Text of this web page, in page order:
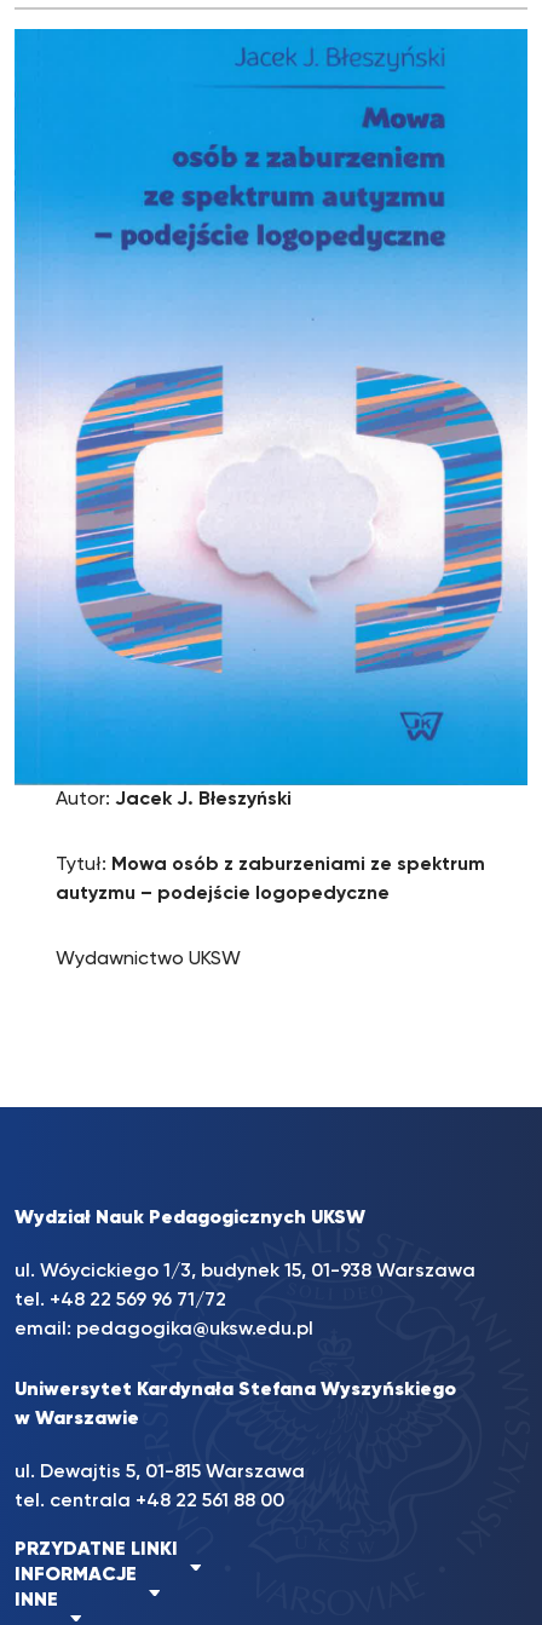
Autor: Jacek J. Błeszyński
Tytuł: Mowa osób z zaburzeniami ze spektrum
autyzmu – podejście logopedyczne
Wydawnictwo UKSW
Wydział Nauk Pedagogicznych UKSW
ul. Wóycickiego 1/3, budynek 15, 01-938 Warszawa
tel. +48 22 569 96 71/72
email: pedagogika@uksw.edu.pl
Uniwersytet Kardynała Stefana Wyszyńskiego
w Warszawie
ul. Dewajtis 5, 01-815 Warszawa
tel. centrala +48 22 561 88 00
PRZYDATNE LINKI
INFORMACJE
INNE